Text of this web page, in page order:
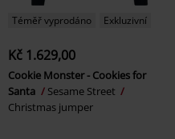
Téměř vyprodáno Exkluzivní
Kč 1.629,00
Cookie Monster - Cookies for
Santa
Sesame Street
Christmas jumper